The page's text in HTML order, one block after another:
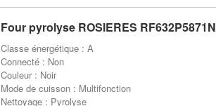
Four pyrolyse ROSIERES RF632P5871N
Classe énergétique : A
Connecté : Non
Couleur : Noir
Mode de cuisson : Multifonction
Nettoyage : Pyrolyse